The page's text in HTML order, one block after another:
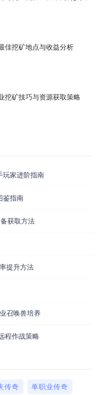
佳挖矿地点与收益分析
挖矿技巧与资源获取策略
玩家进阶指南
鉴指南
获取方法
提升方法
召唤兽培养
程作战策略
传奇 单职业传奇